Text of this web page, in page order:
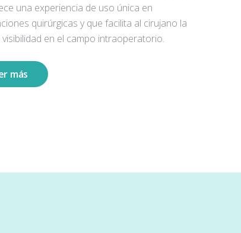
una experiencia de uso única en
quirúrgicas y que facilita al cirujano la
visibilidad en el campo intraoperatorio.
más